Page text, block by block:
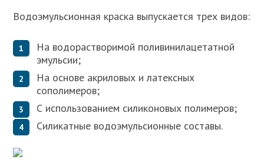
Водоэмульсионная краска выпускается трех видов:
На водорастворимой поливинилацетатной
эмульсии;
На основе акриловых и латексных
сополимеров;
С использованием силиконовых полимеров;
Силикатные водоэмульсионные составы.